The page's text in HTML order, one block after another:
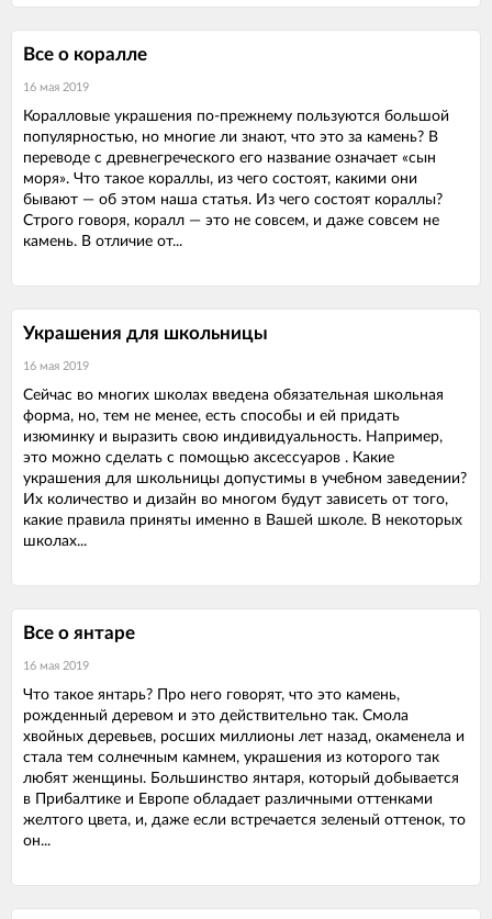
Все о коралле
16 мая 2019
Коралловые украшения по-прежнему пользуются большой
популярностью, но многие ли знают, что это за камень? В
переводе с древнегреческого его название означает «сын
моря». Что такое кораллы, из чего состоят, какими они
бывают — об этом наша статья. Из чего состоят кораллы?
Строго говоря, коралл — это не совсем, и даже совсем не
камень. В отличие от...
Украшения для школьницы
16 мая 2019
Сейчас во многих школах введена обязательная школьная
форма, но, тем не менее, есть способы и ей придать
изюминку и выразить свою индивидуальность. Например,
это можно сделать с помощью аксессуаров . Какие
украшения для школьницы допустимы в учебном заведении?
Их количество и дизайн во многом будут зависеть от того,
какие правила приняты именно в Вашей школе. В некоторых
школах...
Все о янтаре
16 мая 2019
Что такое янтарь? Про него говорят, что это камень,
рожденный деревом и это действительно так. Смола
хвойных деревьев, росших миллионы лет назад, окаменела и
стала тем солнечным камнем, украшения из которого так
любят женщины. Большинство янтаря, который добывается
в Прибалтике и Европе обладает различными оттенками
желтого цвета, и, даже если встречается зеленый оттенок, то
он...